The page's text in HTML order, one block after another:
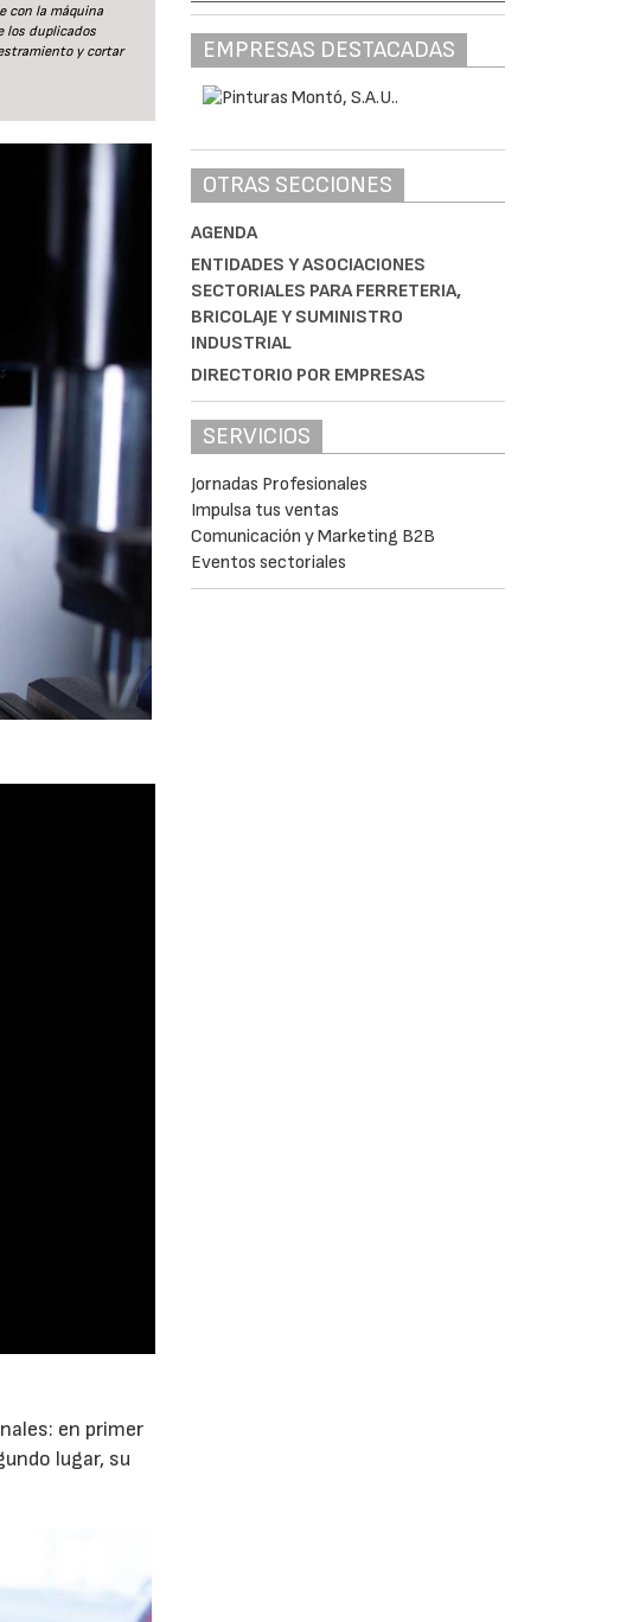
con la máquina
los duplicados
y cortar
en primer
lugar, su
EMPRESAS DESTACADAS
OTRAS SECCIONES
AGENDA
ENTIDADES Y ASOCIACIONES
SECTORIALES PARA FERRETERIA,
BRICOLAJE Y SUMINISTRO
INDUSTRIAL
DIRECTORIO POR EMPRESAS
SERVICIOS
Jornadas Profesionales
Impulsa tus ventas
Comunicación y Marketing B2B
Eventos sectoriales